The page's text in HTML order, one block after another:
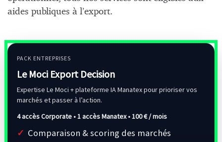
aides publiques à l’export.
PACK ENTREPRISES
Le Moci Export Decision
Expertise Le Moci + plateforme IA Manatex pour prioriser vos
marchés et passer à l’action.
4 accès Corporate • 1 accès Manatex •100 € / mois
Comparaison & scoring des marchés